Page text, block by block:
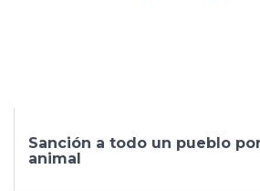
Sanción a todo un pueblo
animal